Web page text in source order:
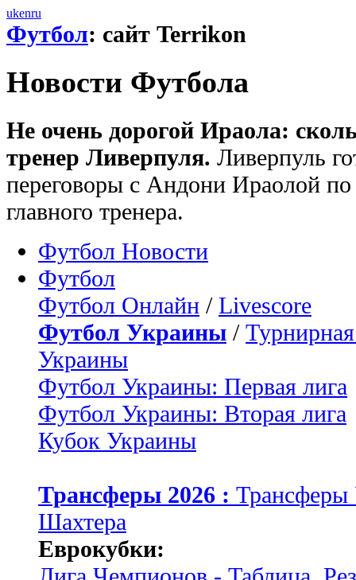
ukenru
Футбол: сайт Terrikon
Новости Футбола
Не очень дорогой Ираола:
тренер Ливерпуля. Ливерпуль
переговоры с Андони Ираолой по
главного тренера.
Футбол Новости
Футбол
Футбол Онлайн / Livescore
Футбол Украины /
Украины
Футбол Украины: Первая лига
Футбол Украины: Вторая лига
Кубок Украины
Трансферы 2026 :
Шахтера
Еврокубки: